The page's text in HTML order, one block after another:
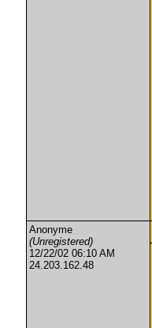
Anonyme
(Unregistered)
12/22/02 06:10 AM
24.203.162.48